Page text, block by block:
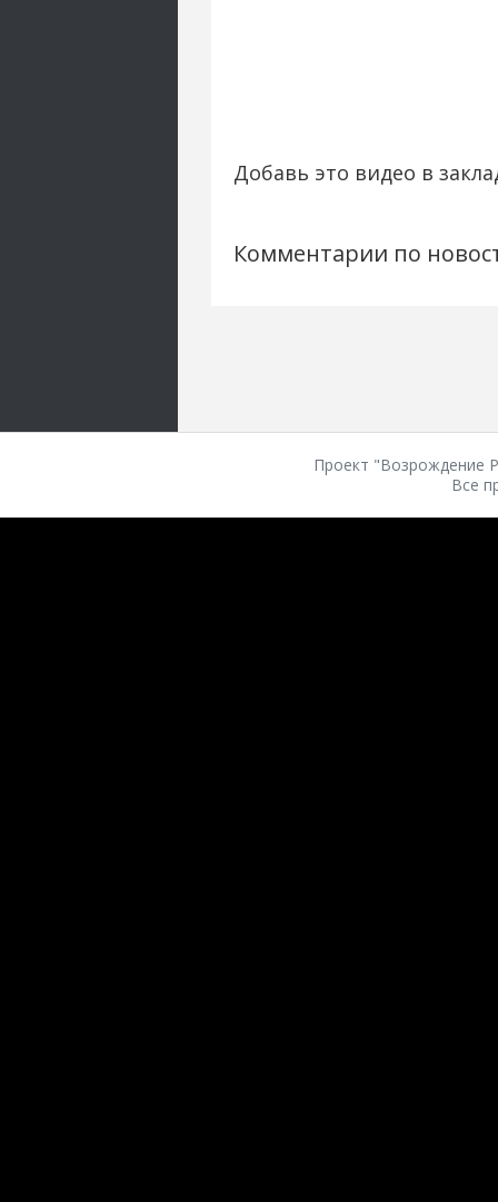
Добавь это видео в
Комментарии по
Проект "Возрождение
Все